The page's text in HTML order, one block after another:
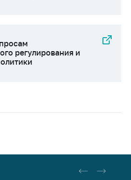
регулирования и